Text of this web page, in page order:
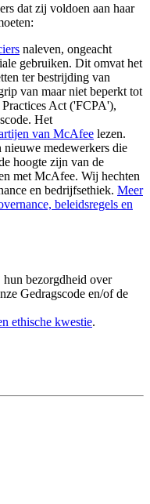
dat zij voldoen aan haar
naleven, ongeacht
gebruiken. Dit omvat het
ter bestrijding van
van maar niet beperkt tot
Act ('FCPA'),
Het
van McAfee lezen.
medewerkers die
hoogte zijn van de
met McAfee. Wij hechten
en bedrijfsethiek. Meer
beleidsregels en
bezorgdheid over
Gedragscode en/of de
ethische kwestie.